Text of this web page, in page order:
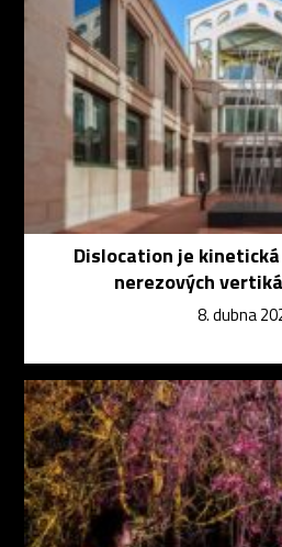
Dislocation je
nerezových
8. dubna